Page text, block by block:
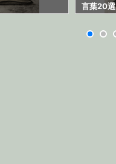
言葉20選